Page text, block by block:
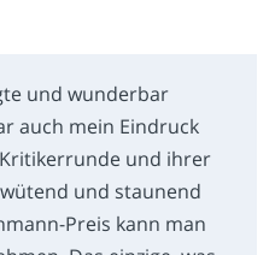
und wunderbar
auch mein Eindruck
und ihrer
und staunend
Preis kann man